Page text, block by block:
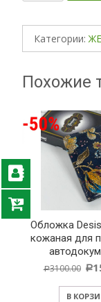
Категории:
Похожие
Обложка
кожаная для
Р3100.00 Р
В